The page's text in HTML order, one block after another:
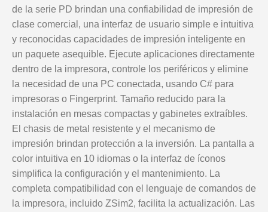
de la serie PD brindan una confiabilidad de impresión de
clase comercial, una interfaz de usuario simple e intuitiva
y reconocidas capacidades de impresión inteligente en
un paquete asequible. Ejecute aplicaciones directamente
dentro de la impresora, controle los periféricos y elimine
la necesidad de una PC conectada, usando C# para
impresoras o Fingerprint. Tamaño reducido para la
instalación en mesas compactas y gabinetes extraíbles.
El chasis de metal resistente y el mecanismo de
impresión brindan protección a la inversión. La pantalla a
color intuitiva en 10 idiomas o la interfaz de íconos
simplifica la configuración y el mantenimiento. La
completa compatibilidad con el lenguaje de comandos de
la impresora, incluido ZSim2, facilita la actualización. Las